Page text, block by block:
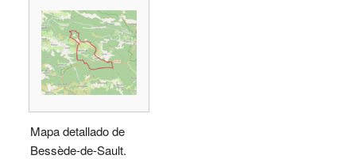
Mapa detallado de
Bessède-de-Sault.